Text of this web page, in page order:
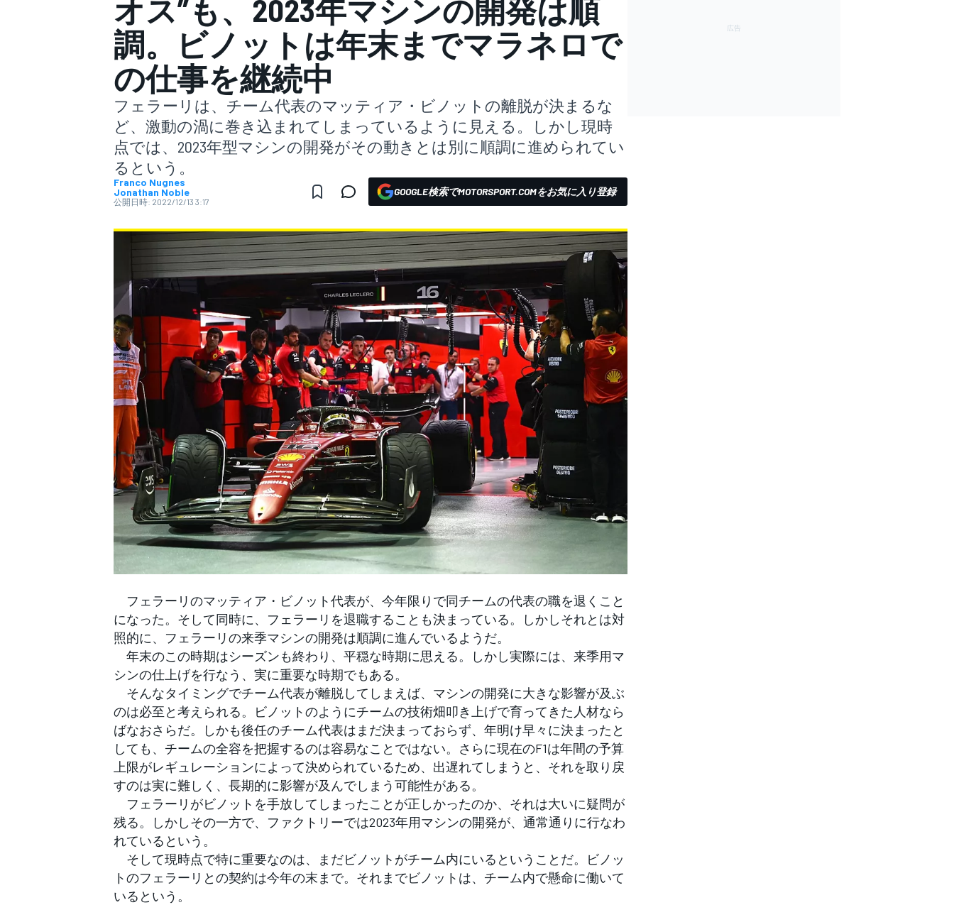
スーパーフォーミュラ
スーパーGT
WEC
フォーミュラE
オス”も、2023年マシンの開発は順
調。ビノットは年末までマラネロで
の仕事を継続中
フェラーリは、チーム代表のマッティア・ビノットの離脱が決まるな
ど、激動の渦に巻き込まれてしまっているように見える。しかし現時
点では、2023年型マシンの開発がその動きとは別に順調に進められてい
るという。
Franco Nugnes
Jonathan Noble
公開日時: 2022/12/13 3:17
GOOGLE検索でMOTORSPORT.COMをお気に入り登録
フェラーリのマッティア・ビノット代表が、今年限りで同チームの代表の職を退くこと
になった。そして同時に、フェラーリを退職することも決まっている。しかしそれとは対
照的に、フェラーリの来季マシンの開発は順調に進んでいるようだ。
年末のこの時期はシーズンも終わり、平穏な時期に思える。しかし実際には、来季用マ
シンの仕上げを行なう、実に重要な時期でもある。
そんなタイミングでチーム代表が離脱してしまえば、マシンの開発に大きな影響が及ぶ
のは必至と考えられる。ビノットのようにチームの技術畑叩き上げで育ってきた人材なら
ばなおさらだ。しかも後任のチーム代表はまだ決まっておらず、年明け早々に決まったと
しても、チームの全容を把握するのは容易なことではない。さらに現在のF1は年間の予算
上限がレギュレーションによって決められているため、出遅れてしまうと、それを取り戻
すのは実に難しく、長期的に影響が及んでしまう可能性がある。
フェラーリがビノットを手放してしまったことが正しかったのか、それは大いに疑問が
残る。しかしその一方で、ファクトリーでは2023年用マシンの開発が、通常通りに行なわ
れているという。
そして現時点で特に重要なのは、まだビノットがチーム内にいるということだ。ビノッ
トのフェラーリとの契約は今年の末まで。それまでビノットは、チーム内で懸命に働いて
いるという。